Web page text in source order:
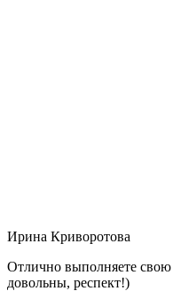
Ирина Криворотова
Отлично выполняете свою
довольны, респект!)